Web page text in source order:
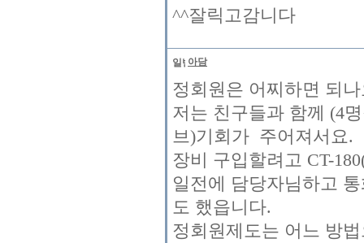
^^잘릭고감니다
아담
정회원은 어찌하면 되나
저는 친구들과 함께 (4
브)기회가 주어져서요.
장비 구입할려고 CT-
일전에 담당자님하고
도 했읍니다.
정회원제도는 어느 방